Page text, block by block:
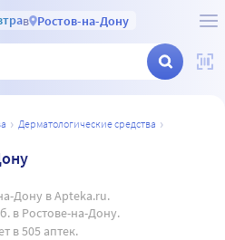
в Ростов-на-Дону
дерматологические средства
Дону в Apteka.ru.
в Ростове-на-Дону.
в 505 аптек.